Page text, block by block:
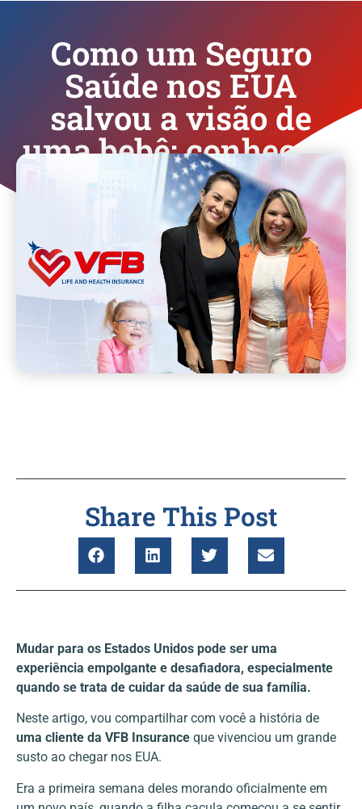
Como um Seguro
Saúde nos EUA
salvou a visão de
uma bebê: conheça a
História de Suellen
junho 23, 2023
Share This Post
Mudar para os Estados Unidos pode ser uma
experiência empolgante e desafiadora, especialmente
quando se trata de cuidar da saúde de sua família.
Neste artigo, vou compartilhar com você a história de
uma cliente da VFB Insurance que vivenciou um grande
susto ao chegar nos EUA.
Era a primeira semana deles morando oficialmente em